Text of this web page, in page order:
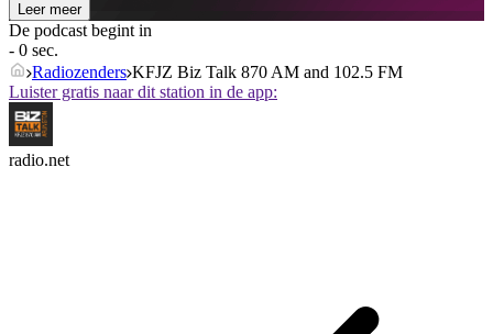
Leer meer
De podcast begint in
- 0 sec.
Radiozenders KFJZ Biz Talk 870 AM and 102.5 FM
Luister gratis naar dit station in de app:
radio.net